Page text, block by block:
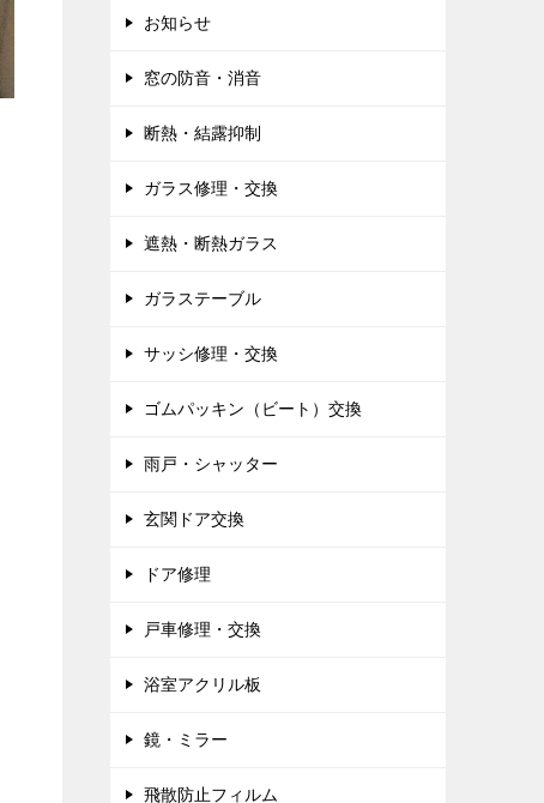
お知らせ
窓の防音・消音
断熱・結露抑制
ガラス修理・交換
遮熱・断熱ガラス
ガラステーブル
サッシ修理・交換
ゴムパッキン（ビート）交換
雨戸・シャッター
玄関ドア交換
ドア修理
戸車修理・交換
浴室アクリル板
鏡・ミラー
飛散防止フィルム